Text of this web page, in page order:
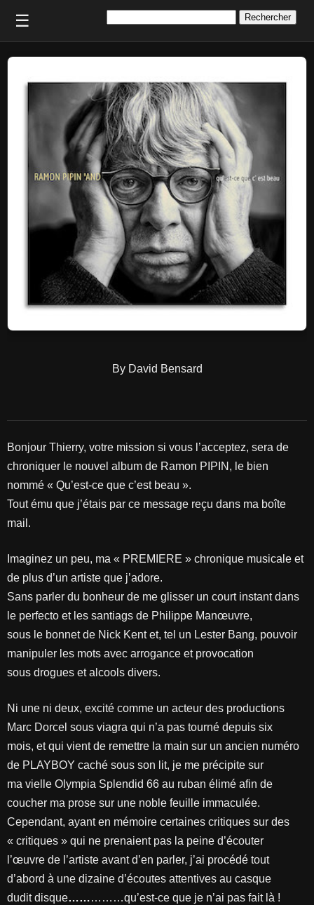
☰
By David Bensard
Bonjour Thierry, votre mission si vous l’acceptez, sera de
chroniquer le nouvel album de Ramon PIPIN, le bien
nommé « Qu’est-ce que c’est beau ».
Tout ému que j’étais par ce message reçu dans ma boîte
mail.
Imaginez un peu, ma « PREMIERE » chronique musicale et
de plus d’un artiste que j’adore.
Sans parler du bonheur de me glisser un court instant dans
le perfecto et les santiags de Philippe Manœuvre,
sous le bonnet de Nick Kent et, tel un Lester Bang, pouvoir
manipuler les mots avec arrogance et provocation
sous drogues et alcools divers.
Ni une ni deux, excité comme un acteur des productions
Marc Dorcel sous viagra qui n’a pas tourné depuis six
mois, et qui vient de remettre la main sur un ancien numéro
de PLAYBOY caché sous son lit, je me précipite sur
ma vielle Olympia Splendid 66 au ruban élimé afin de
coucher ma prose sur une noble feuille immaculée.
Cependant, ayant en mémoire certaines critiques sur des
« critiques » qui ne prenaient pas la peine d’écouter
l’œuvre de l’artiste avant d’en parler, j’ai procédé tout
d’abord à une dizaine d’écoutes attentives au casque
dudit disque……………qu’est-ce que je n’ai pas fait là !